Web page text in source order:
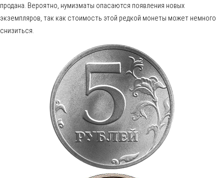
продана. Вероятно, нумизматы опасаются появления новых
экземпляров, так как стоимость этой редкой монеты может немного
снизиться.